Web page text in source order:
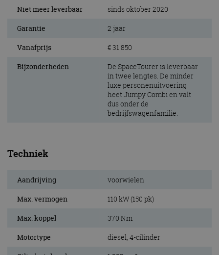
Niet meer leverbaar sinds oktober 2020
Garantie 2 jaar
Vanafprijs € 31.850
Bijzonderheden
De SpaceTourer is leverbaar
in twee lengtes. De minder
luxe personenuitvoering
heet Jumpy Combi en valt
dus onder de
bedrijfswagenfamilie.
Techniek
Aandrijving voorwielen
Max. vermogen 110 kW (150 pk)
Max. koppel 370 Nm
Motortype diesel, 4-cilinder